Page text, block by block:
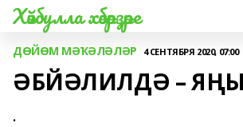
Хәйбулла хәбәрҙәре
ДӨЙӨМ МӘҠӘЛӘЛӘР 4 СЕНТЯБРЯ 2020, 07:00
ӘБЙӘЛИЛДӘ –
.